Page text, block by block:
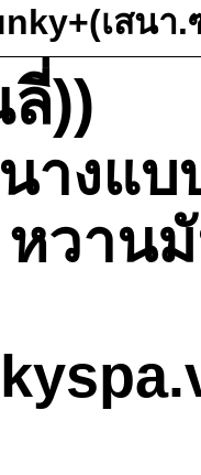
เสนา
))
นางแ
หวาน